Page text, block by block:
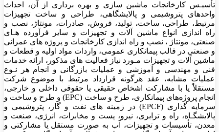
تأسیـس کارخانجات ماشین سازی و بهره برداری از آن، احداث
واحدهای پتروشیمی و پالایشگاهی، طراحی و ساخت تجهیزات
مرتبط، طراحی، ساخت، تولید، فروش، صادرات، مونتاژ، نصب و
راه اندازی انواع ماشین آلات و تجهیزات و سایر فرآورده هـای
صنعتی، مونتاژ ، نصب و راه اندازی کارخانجات و پروژه های عمرانی
و صنعتی در قالب پیمانکاری عمومی، واردات مواد اولیه و قطعات و
ماشین آلات و تجهیزات مـورد نیاز فعالیت های مذکور، ارائه خدمات
فنی و مهندسی و آموزشی و عملیات بازرگانی و انجام هر نـوع
عملیات مشابه، عقد هرگونه قرارداد مرتبط با موضوع شرکت
مستقلاً یا با مشارکت اشخاص حقیقی یا حقوقی داخلی و خارجی،
انجام پروژه‌های پیمانکاری، طرح و ساخت (EPC) و طرح و ساخت و
سرمایه گذاری (EPCF) در زمینه های نفت و گاز، پتروشیمی و
پالایشگـاه، راه و ترابری، نیرو، پست و مخابرات، انرژی، صنعت و
معدن، تأسیسات و تجهیزات، آب به صورت مستقل یا مشارکتی و